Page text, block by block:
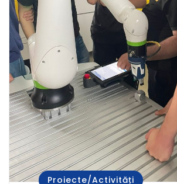
Proiecte/Activități